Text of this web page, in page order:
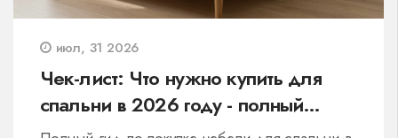
июл, 31 2026
Чек-лист: Что нужно купить для
спальни в 2026 году - полный
список покупок